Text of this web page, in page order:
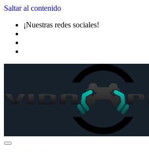
Saltar al contenido
¡Nuestras redes sociales!